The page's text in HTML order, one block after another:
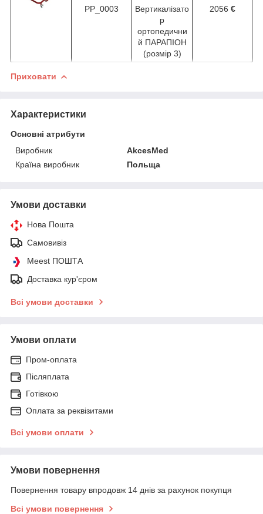
PP_0003
Вертикалізато
р
ортопедични
й ПАРАПІОН
(розмір 3)
2056 €
Приховати
Характеристики
Основні атрибути
Виробник
AkcesMed
Країна виробник
Польща
Умови доставки
Нова Пошта
Самовивіз
Meest ПОШТА
Доставка кур'єром
Всі умови доставки
Умови оплати
Пром-оплата
Післяплата
Готівкою
Оплата за реквізитами
Всі умови оплати
Умови повернення
Повернення товару впродовж 14 днів за рахунок покупця
Всі умови повернення